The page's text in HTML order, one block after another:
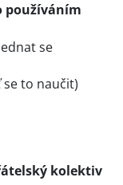
používáním
se
to naučit)
kolektiv